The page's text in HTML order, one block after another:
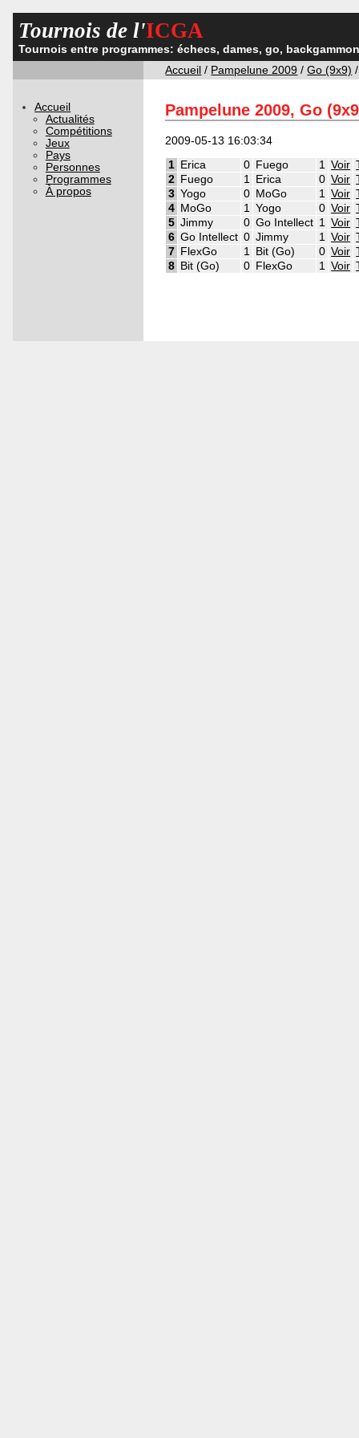
Tournois de l'ICGA
Tournois entre programmes: échecs, dames, go,
Accueil / Pampelune 2009 /Go (9x9)
Accueil
Actualités
Compétitions
Jeux
Pays
Personnes
Programmes
À propos
Pampelune 2009, Go
2009-05-13 16:03:34
1 Erica 0 Fuego 1 Voir
2 Fuego 1 Erica 0 Voir
3 Yogo 0 MoGo 1 Voir
4 MoGo 1 Yogo 0 Voir
5 Jimmy 0 Go Intellect 1 Voir
6 Go Intellect 0 Jimmy 1 Voir
7 FlexGo 1 Bit (Go) 0 Voir
8 Bit (Go) 0 FlexGo 1 Voir